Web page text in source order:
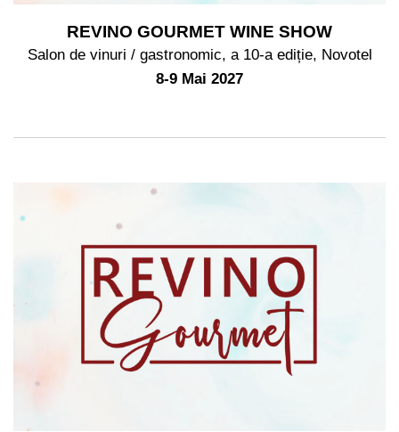
REVINO GOURMET WINE SHOW
Salon de vinuri / gastronomic, a 10-a ediție, Novotel
8-9 Mai 2027